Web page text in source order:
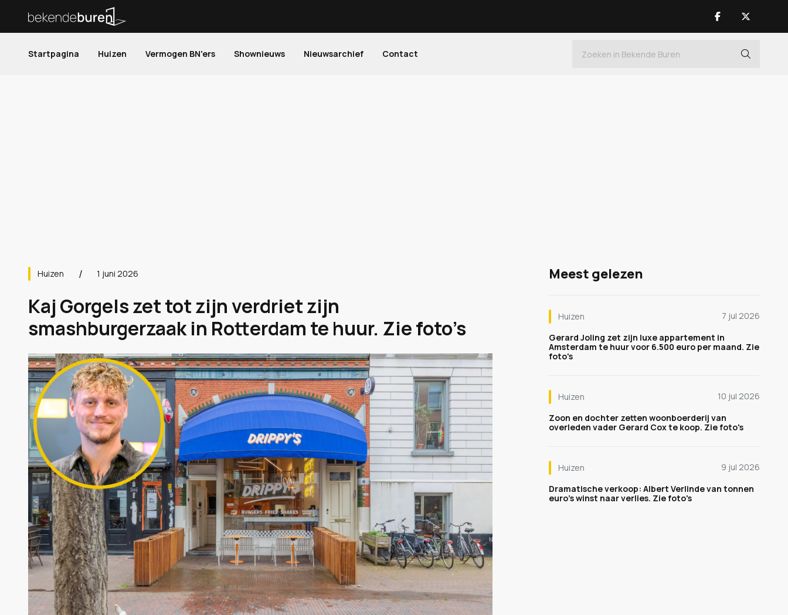
Startpagina Huizen Vermogen BN'ers Shownieuws Nieuwsarchief Contact
Huizen 1 juni 2026
Kaj Gorgels zet tot zijn verdriet zijn
smashburgerzaak in Rotterdam te huur. Zie foto’s
Meest gelezen
Huizen
7 jul 2026
Gerard Joling zet zijn luxe appartement in
Amsterdam te huur voor 6.500 euro per maand. Zie
foto's
Huizen
10 jul 2026
Zoon en dochter zetten woonboerderij van
overleden vader Gerard Cox te koop. Zie foto's
Huizen
9 jul 2026
Dramatische verkoop: Albert Verlinde van tonnen
euro's winst naar verlies. Zie foto's